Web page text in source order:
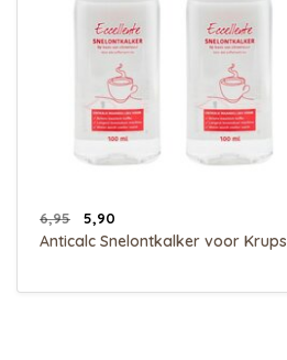
6,95 5,90
Anticalc Snelontkalker voor Krups